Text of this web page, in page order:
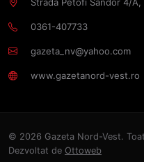
0361-407733
gazeta_nv@yahoo.com
www.gazetanord-vest.ro
© 2026 Gazeta Nord-Vest.
Dezvoltat de Ottoweb